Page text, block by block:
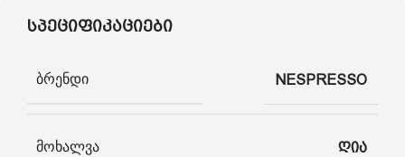
სპეციფიკაციები
ბრენდი NESPRESSO
მოხალვა ღია